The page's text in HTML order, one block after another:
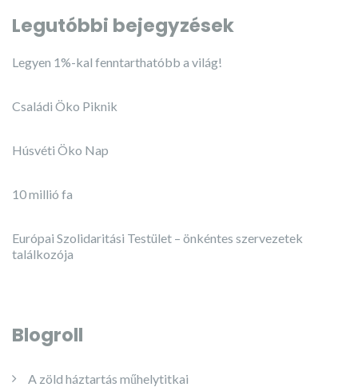
Legutóbbi bejegyzések
Legyen 1%-kal fenntarthatóbb a világ!
Családi Öko Piknik
Húsvéti Öko Nap
10 millió fa
Európai Szolidaritási Testület – önkéntes szervezetek
találkozója
Blogroll
A zöld háztartás műhelytitkai